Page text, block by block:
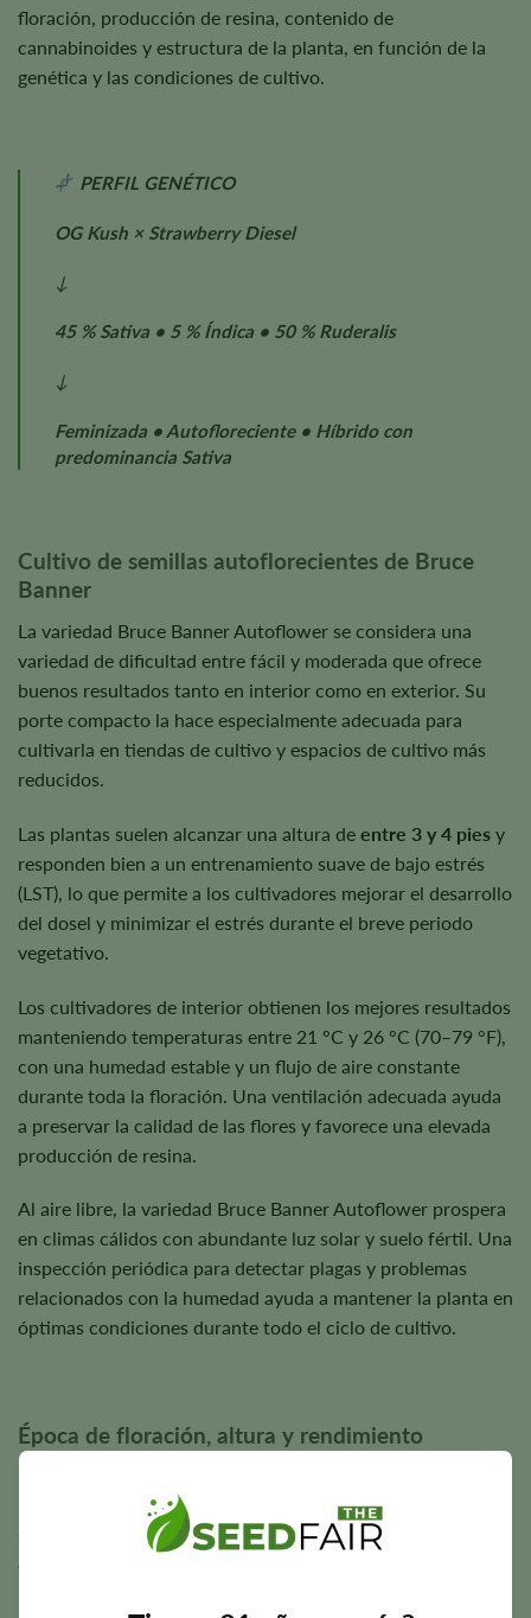
floración, producción de resina, contenido de
cannabinoides y estructura de la planta, en función de la
genética y las condiciones de cultivo.
PERFIL GENÉTICO
OG Kush × Strawberry Diesel
↓
45 % Sativa • 5 % Índica • 50 % Ruderalis
↓
Feminizada • Autofloreciente • Híbrido con
predominancia Sativa
Cultivo de semillas autoflorecientes de Bruce
Banner
La variedad Bruce Banner Autoflower se considera una
variedad de dificultad entre fácil y moderada que ofrece
buenos resultados tanto en interior como en exterior. Su
porte compacto la hace especialmente adecuada para
cultivarla en tiendas de cultivo y espacios de cultivo más
reducidos.
Las plantas suelen alcanzar una altura de entre 3 y 4 pies y
responden bien a un entrenamiento suave de bajo estrés
(LST), lo que permite a los cultivadores mejorar el desarrollo
del dosel y minimizar el estrés durante el breve periodo
vegetativo.
Los cultivadores de interior obtienen los mejores resultados
manteniendo temperaturas entre 21 °C y 26 °C (70–79 °F),
con una humedad estable y un flujo de aire constante
durante toda la floración. Una ventilación adecuada ayuda
a preservar la calidad de las flores y favorece una elevada
producción de resina.
Al aire libre, la variedad Bruce Banner Autoflower prospera
en climas cálidos con abundante luz solar y suelo fértil. Una
inspección periódica para detectar plagas y problemas
relacionados con la humedad ayuda a mantener la planta en
óptimas condiciones durante todo el ciclo de cultivo.
Época de floración, altura y rendimiento
potencial
La variedad Bruce Banner Autofloreciente suele completar
su floración en unas8-10 semanas, lo que ofrece a los
cultivadores cosechas relativamente rápidas y una